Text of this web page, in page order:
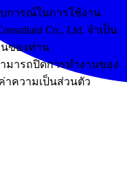
การณ์ในการใช้งาน
Co., Ltd. จำเป็น
นของท่าน
มารถปิดการทำงานของ
าความเป็นส่วนตัว